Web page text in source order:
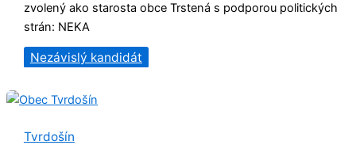
zvolený ako starosta obce Trstená s podporou politických
strán: NEKA
Nezávislý kandidát
Tvrdošín